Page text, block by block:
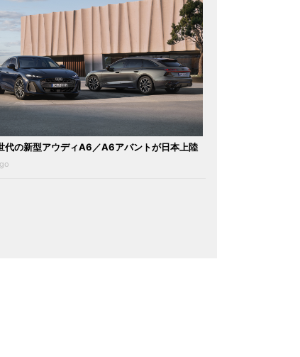
代の新型アウディA6／A6アバントが日本上陸